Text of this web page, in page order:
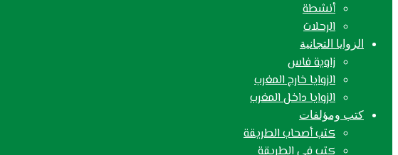
أنشطة
الرحلات
الزوايا التجانية
زاوية فاس
الزوايا خارج المغرب
الزوايا داخل المغرب
كتب ومؤلفات
كتب أصحاب الطريقة